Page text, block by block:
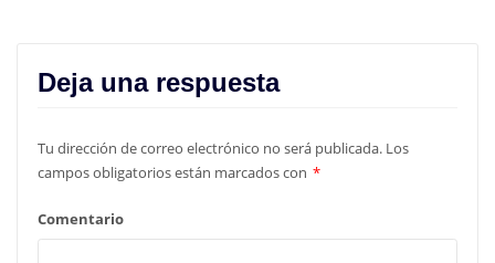
Deja una respuesta
Tu dirección de correo electrónico no será publicada. Los
campos obligatorios están marcados con *
Comentario